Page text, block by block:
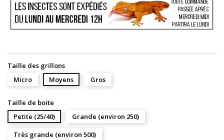
Taille des grillons
Micro
Moyens Gros
Taille de boite
Petite (25/40)
Grande (environ 250)
Très grande (environ 500)